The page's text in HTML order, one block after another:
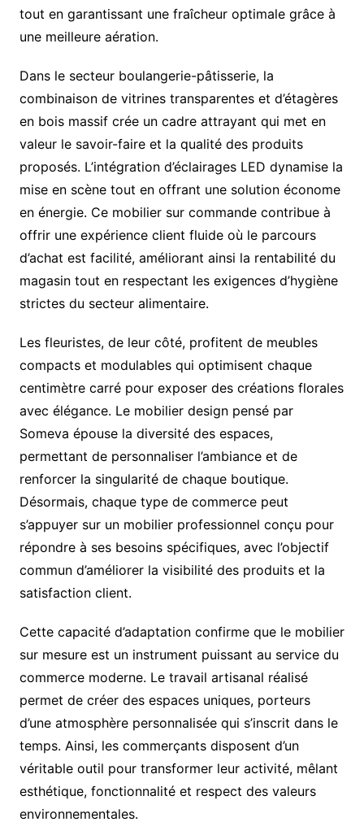
tout en garantissant une fraîcheur optimale grâce à
une meilleure aération.
Dans le secteur boulangerie-pâtisserie, la
combinaison de vitrines transparentes et d’étagères
en bois massif crée un cadre attrayant qui met en
valeur le savoir-faire et la qualité des produits
proposés. L’intégration d’éclairages LED dynamise la
mise en scène tout en offrant une solution économe
en énergie. Ce mobilier sur commande contribue à
offrir une expérience client fluide où le parcours
d’achat est facilité, améliorant ainsi la rentabilité du
magasin tout en respectant les exigences d’hygiène
strictes du secteur alimentaire.
Les fleuristes, de leur côté, profitent de meubles
compacts et modulables qui optimisent chaque
centimètre carré pour exposer des créations florales
avec élégance. Le mobilier design pensé par
Someva épouse la diversité des espaces,
permettant de personnaliser l’ambiance et de
renforcer la singularité de chaque boutique.
Désormais, chaque type de commerce peut
s’appuyer sur un mobilier professionnel conçu pour
répondre à ses besoins spécifiques, avec l’objectif
commun d’améliorer la visibilité des produits et la
satisfaction client.
Cette capacité d’adaptation confirme que le mobilier
sur mesure est un instrument puissant au service du
commerce moderne. Le travail artisanal réalisé
permet de créer des espaces uniques, porteurs
d’une atmosphère personnalisée qui s’inscrit dans le
temps. Ainsi, les commerçants disposent d’un
véritable outil pour transformer leur activité, mêlant
esthétique, fonctionnalité et respect des valeurs
environnementales.